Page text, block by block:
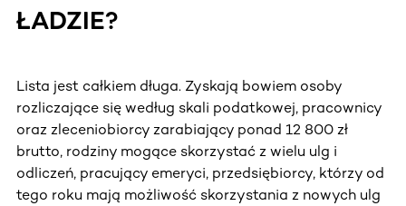
ŁADZIE?
Lista jest całkiem długa. Zyskają bowiem osoby
rozliczające się według skali podatkowej, pracownicy
oraz zleceniobiorcy zarabiający ponad 12 800 zł
brutto, rodziny mogące skorzystać z wielu ulg i
odliczeń, pracujący emeryci, przedsiębiorcy, którzy od
tego roku mają możliwość skorzystania z nowych ulg